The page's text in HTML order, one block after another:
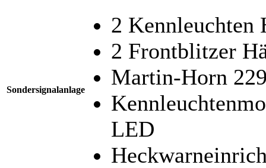
Sondersignalanlage
2 Kennleuchten
2 Frontblitzer
Martin-Horn
LED